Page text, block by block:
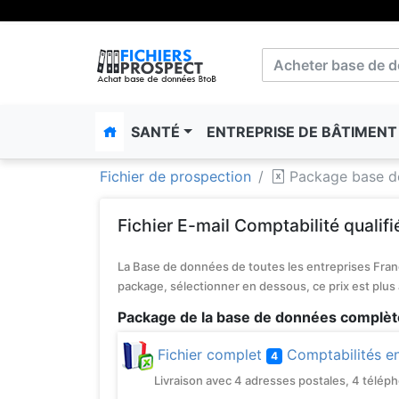
SANTÉ ENTREPRISE DE
Fichier de prospection Package base
Fichier E-mail Comptabilité
La Base de données de toutes les entreprises
package, sélectionner en dessous, ce prix est
Package de la base de données
Fichier complet 4 Comptabilités
Livraison avec 4 adresses postales, 4